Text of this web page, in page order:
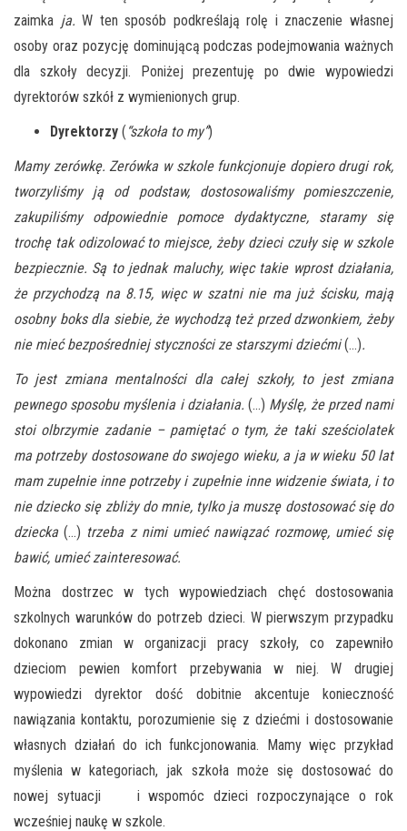
zaimka ja. W ten sposób podkreślają rolę i znaczenie własnej
osoby oraz pozycję dominującą podczas podejmowania ważnych
dla szkoły decyzji. Poniżej prezentuję po dwie wypowiedzi
dyrektorów szkół z wymienionych grup.
Dyrektorzy (“szkoła to my”)
Mamy zerówkę. Zerówka w szkole funkcjonuje dopiero drugi rok,
tworzyliśmy ją od podstaw, dostosowaliśmy pomieszczenie,
zakupiliśmy odpowiednie pomoce dydaktyczne, staramy się
trochę tak odizolować to miejsce, żeby dzieci czuły się w szkole
bezpiecznie. Są to jednak maluchy, więc takie wprost działania,
że przychodzą na 8.15, więc w szatni nie ma już ścisku, mają
osobny boks dla siebie, że wychodzą też przed dzwonkiem, żeby
nie mieć bezpośredniej styczności ze starszymi dziećmi(…).
To jest zmiana mentalności dla całej szkoły, to jest zmiana
pewnego sposobu myślenia i działania.(…) Myślę, że przed nami
stoi olbrzymie zadanie – pamiętać o tym, że taki sześciolatek
ma potrzeby dostosowane do swojego wieku, a ja w wieku 50 lat
mam zupełnie inne potrzeby i zupełnie inne widzenie świata, i to
nie dziecko się zbliży do mnie, tylko ja muszę dostosować się do
dziecka(…) trzeba z nimi umieć nawiązać rozmowę, umieć się
bawić, umieć zainteresować.
Można dostrzec w tych wypowiedziach chęć dostosowania
szkolnych warunków do potrzeb dzieci. W pierwszym przypadku
dokonano zmian w organizacji pracy szkoły, co zapewniło
dzieciom pewien komfort przebywania w niej. W drugiej
wypowiedzi dyrektor dość dobitnie akcentuje konieczność
nawiązania kontaktu, porozumienie się z dziećmi i dostosowanie
własnych działań do ich funkcjonowania. Mamy więc przykład
myślenia w kategoriach, jak szkoła może się dostosować do
nowej sytuacji i wspomóc dzieci rozpoczynające o rok
wcześniej naukę w szkole.